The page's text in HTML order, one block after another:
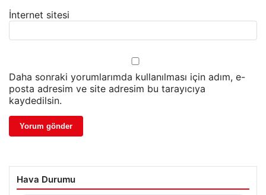
İnternet sitesi
Daha sonraki yorumlarımda kullanılması için adım, e-
posta adresim ve site adresim bu tarayıcıya
kaydedilsin.
Hava Durumu